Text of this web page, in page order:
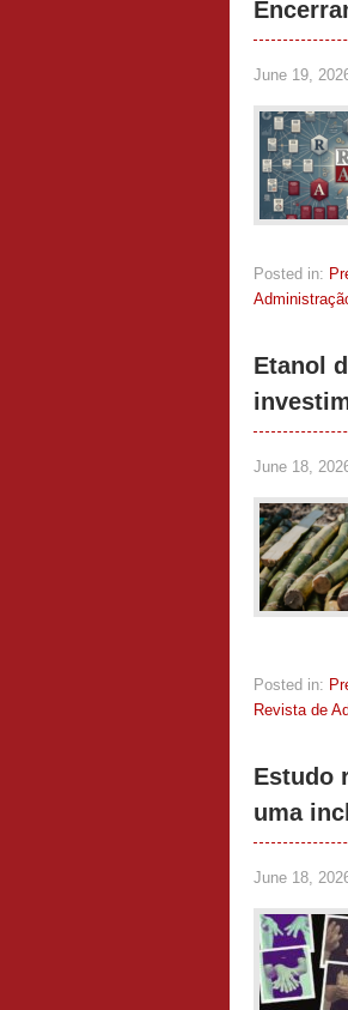
June 19,
Posted in:
Etanol
June 18,
Posted in:
Revista de
Estudo
uma
June 18,